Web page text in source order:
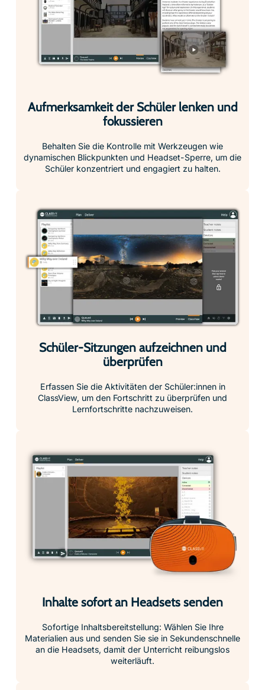
Aufmerksamkeit der Schüler lenken und
fokussieren
Behalten Sie die Kontrolle mit Werkzeugen wie
dynamischen Blickpunkten und Headset-Sperre, um die
Schüler konzentriert und engagiert zu halten.
Schüler-Sitzungen aufzeichnen und
überprüfen
Erfassen Sie die Aktivitäten der Schüler:innen in
ClassView, um den Fortschritt zu überprüfen und
Lernfortschritte nachzuweisen.
Inhalte sofort an Headsets senden
Sofortige Inhaltsbereitstellung: Wählen Sie Ihre
Materialien aus und senden Sie sie in Sekundenschnelle
an die Headsets, damit der Unterricht reibungslos
weiterläuft.